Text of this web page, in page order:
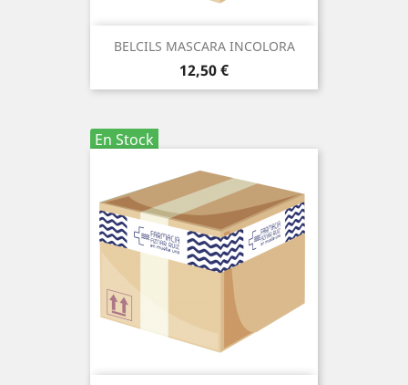
BELCILS MASCARA INCOLORA
Precio
12,50 €
En Stock